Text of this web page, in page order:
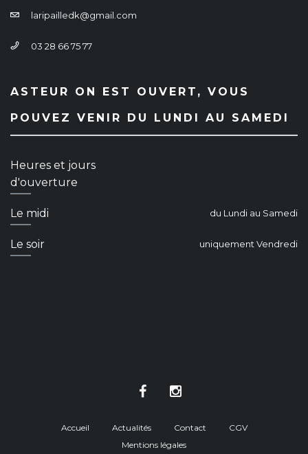
laripailledk@gmail.com
03 28 66 75 77
ASTEUR ON EST OUVERT, VOUS
POUVEZ VENIR DU LUNDI AU SAMEDI
Heures et jours
d'ouverture
Le midi du Lundi au Samedi
Le soir uniquement Vendredi
Accueil Actualités Contact
CGV
Mentions légales